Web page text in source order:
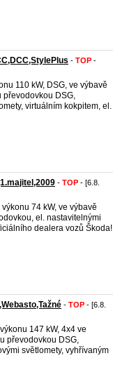
- TOP -
110 kW, DSG, ve výbavě
převodovkou DSG,
virtuálním kokpitem, el.
- TOP - [6.8.
74 kW, ve výbavě
el. nastavitelnými
dealera vozů Škoda!
- TOP - [6.8.
147 kW, 4x4 ve
převodovkou DSG,
světlomety, vyhřívaným